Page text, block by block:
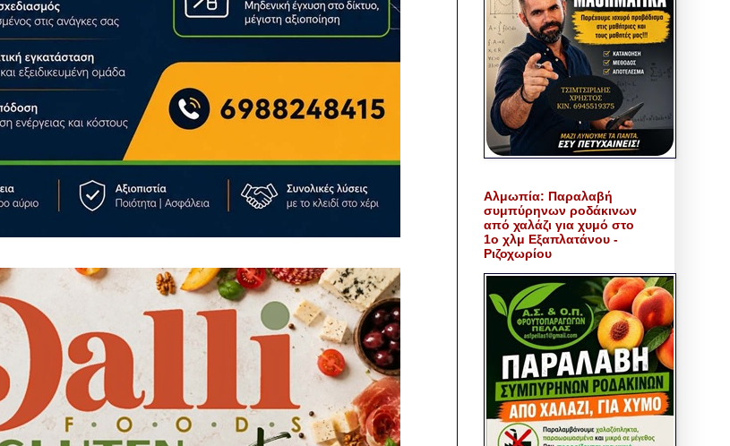
Αλμωπία: Παραλαβή
συμπύρηνων ροδάκινων
από χαλάζι για χυμό στο
1ο χλμ Εξαπλατάνου -
Ριζοχωρίου